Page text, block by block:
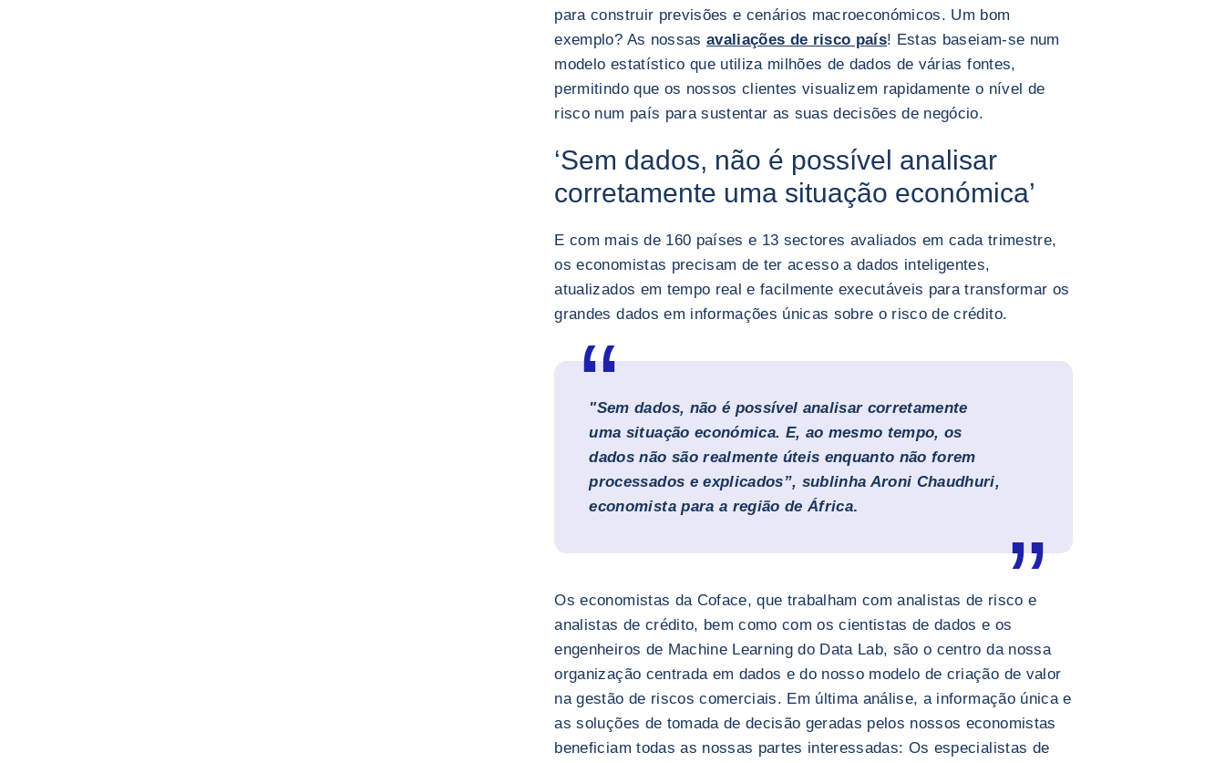
para construir previsões e cenários macroeconómicos. Um bom
exemplo? As nossas avaliações de risco país! Estas baseiam-se num
modelo estatístico que utiliza milhões de dados de várias fontes,
permitindo que os nossos clientes visualizem rapidamente o nível de
risco num país para sustentar as suas decisões de negócio.
‘Sem dados, não é possível analisar
corretamente uma situação económica’
E com mais de 160 países e 13 sectores avaliados em cada trimestre,
os economistas precisam de ter acesso a dados inteligentes,
atualizados em tempo real e facilmente executáveis para transformar os
grandes dados em informações únicas sobre o risco de crédito.
"Sem dados, não é possível analisar corretamente
uma situação económica. E, ao mesmo tempo, os
dados não são realmente úteis enquanto não forem
processados e explicados”, sublinha Aroni Chaudhuri,
economista para a região de África.
Os economistas da Coface, que trabalham com analistas de risco e
analistas de crédito, bem como com os cientistas de dados e os
engenheiros de Machine Learning do Data Lab, são o centro da nossa
organização centrada em dados e do nosso modelo de criação de valor
na gestão de riscos comerciais. Em última análise, a informação única e
as soluções de tomada de decisão geradas pelos nossos economistas
beneficiam todas as nossas partes interessadas: Os especialistas de